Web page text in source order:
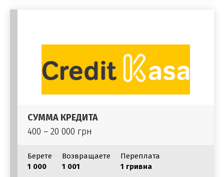
СУММА КРЕДИТА
400 – 20 000 грн
Берете
1 000
Возвращаете
1 001
Переплата
1 гривна